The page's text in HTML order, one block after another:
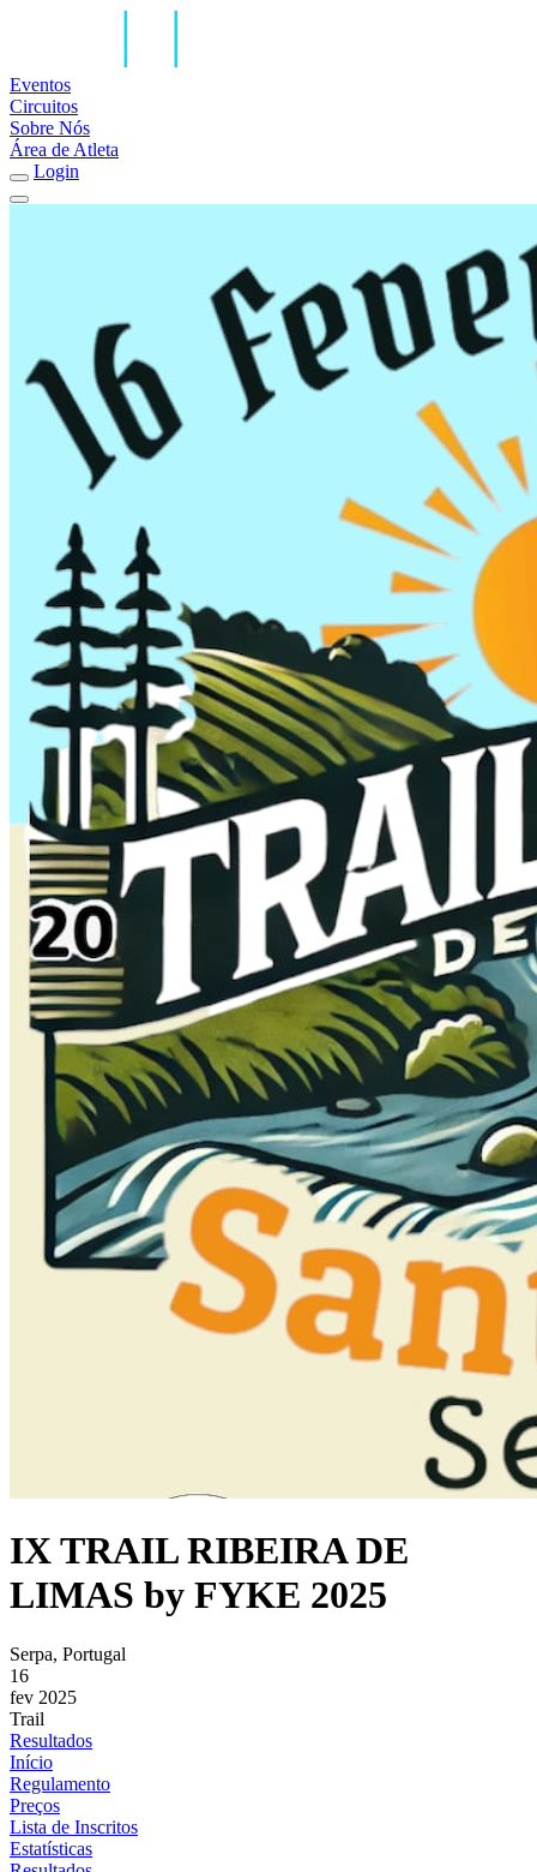
Eventos
Circuitos
Sobre Nós
Área de Atleta
Login
IX TRAIL RIBEIRA DE
LIMAS by FYKE 2025
Serpa, Portugal
16
fev 2025
Trail
Resultados
Início
Regulamento
Preços
Lista de Inscritos
Estatísticas